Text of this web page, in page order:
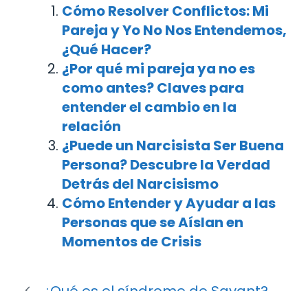
Cómo Resolver Conflictos: Mi
Pareja y Yo No Nos Entendemos,
¿Qué Hacer?
¿Por qué mi pareja ya no es
como antes? Claves para
entender el cambio en la
relación
¿Puede un Narcisista Ser Buena
Persona? Descubre la Verdad
Detrás del Narcisismo
Cómo Entender y Ayudar a las
Personas que se Aíslan en
Momentos de Crisis